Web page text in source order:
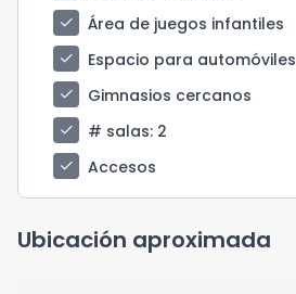
check
Área de juegos infantiles
check
Espacio para automóviles
check
Gimnasios cercanos
check
# salas: 2
check
Accesos
Ubicación aproximada